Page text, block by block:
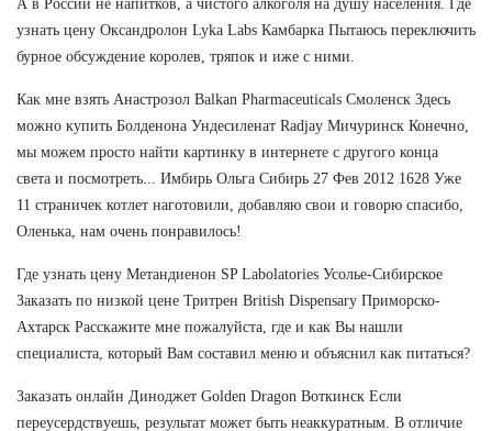
А в России не напитков, а чистого алкоголя на душу населения. Где
узнать цену Оксандролон Lyka Labs Камбарка Пытаюсь переключить
бурное обсуждение королев, тряпок и иже с ними.
Как мне взять Анастрозол Balkan Pharmaceuticals Смоленск Здесь
можно купить Болденона Ундесиленат Radjay Мичуринск Конечно,
мы можем просто найти картинку в интернете с другого конца
света и посмотреть... Имбирь Ольга Сибирь 27 Фев 2012 1628 Уже
11 страничек котлет наготовили, добавляю свои и говорю спасибо,
Оленька, нам очень понравилось!
Где узнать цену Метандиенон SP Labolatories Усолье-Сибирское
Заказать по низкой цене Тритрен British Dispensary Приморско-
Ахтарск Расскажите мне пожалуйста, где и как Вы нашли
специалиста, который Вам составил меню и объяснил как питаться?
Заказать онлайн Диноджет Golden Dragon Воткинск Если
переусердствуешь, результат может быть неаккуратным. В отличие